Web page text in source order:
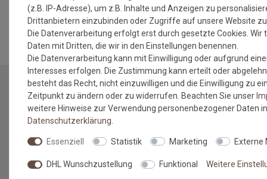
MEHR INFORMATIONEN ZUM EU VERANTWORTLICHEN »
NEWSLETTER
und erfahren Sie von den neuesten Produkten als
erstes.*
(z.B. IP-Adresse), um z.B. Inhalte und Anzeigen zu
Drittanbietern einzubinden oder Zugriffe auf unsere Website
Die Datenverarbeitung erfolgt erst durch gesetzte Cookies. Wir
Daten mit Dritten, die wir in den Einstellungen benennen.
Die Datenverarbeitung kann mit Einwilligung oder aufgrund
Interesses erfolgen. Die Zustimmung kann erteilt oder
besteht das Recht, nicht einzuwilligen und die Einwilligung zu
Zeitpunkt zu ändern oder zu widerrufen. Beachten Sie unser
weitere Hinweise zur Verwendung personenbezogener Daten
Daten­schutz­erklärung
Essenziell Statistik Marketing Externe
DHL Wunschzustellung Funktional Weitere